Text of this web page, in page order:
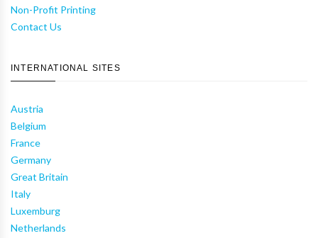
Non-Profit Printing
Contact Us
INTERNATIONAL SITES
Austria
Belgium
France
Germany
Great Britain
Italy
Luxemburg
Netherlands